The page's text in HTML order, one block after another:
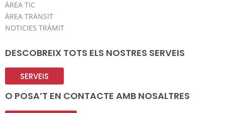
ÀREA TIC
ÀREA TRÀNSIT
NOTICIES TRÀMIT
DESCOBREIX TOTS ELS NOSTRES SERVEIS
SERVEIS
O POSA’T EN CONTACTE AMB NOSALTRES